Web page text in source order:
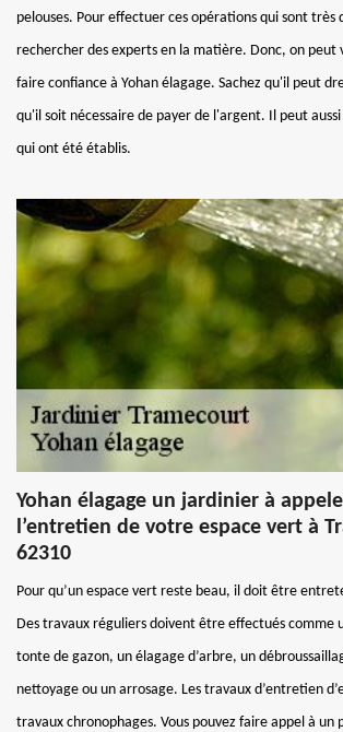
pelouses. Pour effectuer ces opérations qui sont très
rechercher des experts en la matière. Donc, on peut
faire confiance à Yohan élagage. Sachez qu'il peut
qu'il soit nécessaire de payer de l'argent. Il peut
qui ont été établis.
Yohan élagage un jardinier à
l’entretien de votre espace vert à
62310
Pour qu’un espace vert reste beau, il doit être
Des travaux réguliers doivent être effectués comme
tonte de gazon, un élagage d’arbre, un
nettoyage ou un arrosage. Les travaux d’entretien
travaux chronophages. Vous pouvez faire appel à un